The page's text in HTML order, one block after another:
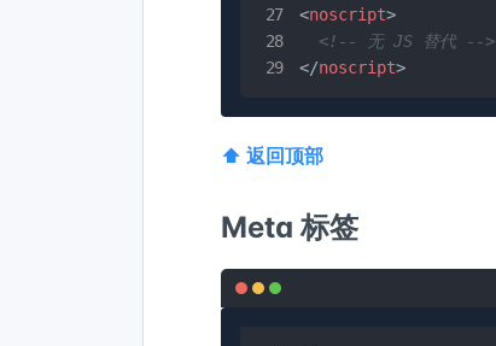
<noscript>
<!-- 无 JS 替代 -->
</noscript>
⬆ 返回顶部
Meta 标签